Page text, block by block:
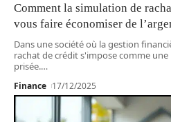
Comment la simulation de
vous faire économiser de
Dans une société où la gestion
rachat de crédit s'impose comme
prisée.…
Finance 17/12/2025